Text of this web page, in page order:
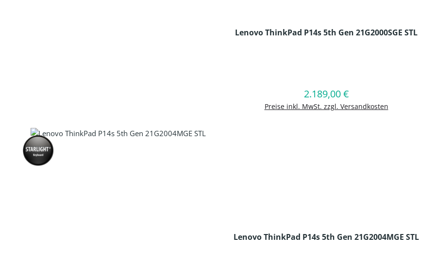
Lenovo ThinkPad P14s 5th Gen 21G2000SGE STL
Regulärer Preis:
2.189,00 €
Preise inkl. MwSt. zzgl. Versandkosten
In den Warenkorb
Lenovo ThinkPad P14s 5th Gen 21G2004MGE STL